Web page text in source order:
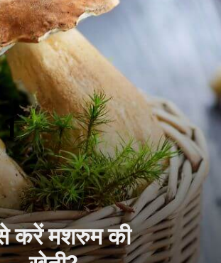
करें मशरुम की